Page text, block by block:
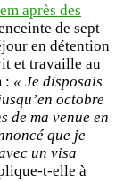
après des
de sept
en détention
et travaille au
: « Je disposais
octobre
de ma venue en
que je
un visa
t-elle à